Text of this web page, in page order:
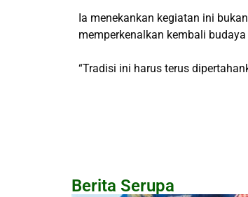
Ia menekankan kegiatan ini
memperkenalkan kembali
“Tradisi ini harus terus
Berita Serupa